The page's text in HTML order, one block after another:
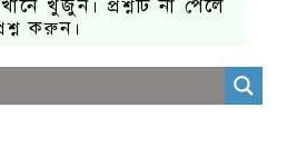
খুঁজুন। প্রশ্নটি না পেলে
করুন।